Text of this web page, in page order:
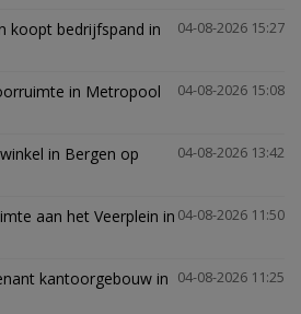
04-08-2026 15:27
koopt bedrijfspand in
04-08-2026 15:08
in Metropool
04-08-2026 13:42
in Bergen op
04-08-2026 11:50
aan het Veerplein in
04-08-2026 11:25
kantoorgebouw in